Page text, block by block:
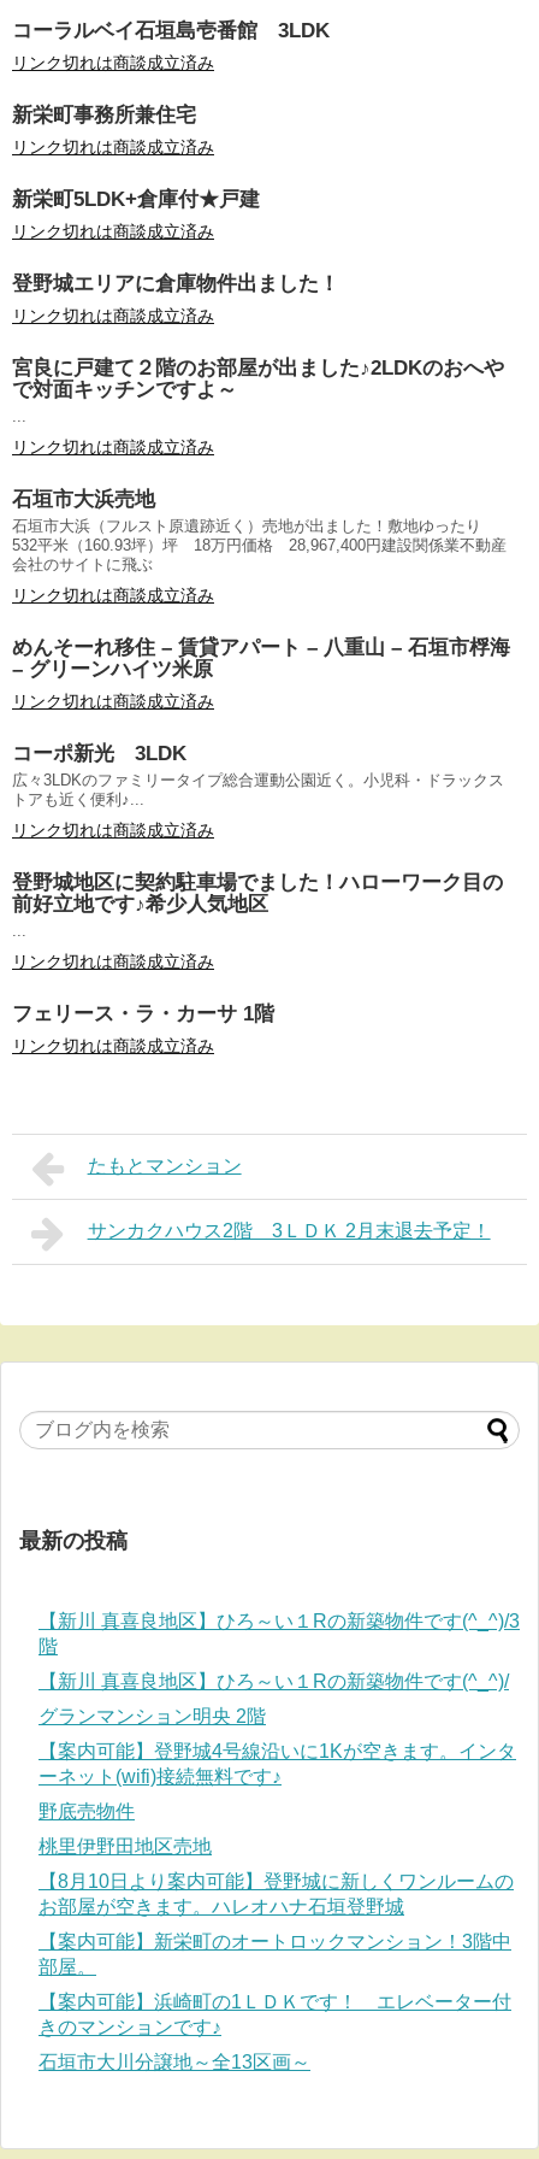
コーラルベイ石垣島壱番館 3LDK
リンク切れは商談成立済み
新栄町事務所兼住宅
リンク切れは商談成立済み
新栄町5LDK+倉庫付★戸建
リンク切れは商談成立済み
登野城エリアに倉庫物件出ました！
リンク切れは商談成立済み
宮良に戸建て２階のお部屋が出ました♪2LDKのおへや
で対面キッチンですよ～
...
リンク切れは商談成立済み
石垣市大浜売地
石垣市大浜（フルスト原遺跡近く）売地が出ました！敷地ゆったり
532平米（160.93坪）坪 18万円価格 28,967,400円建設関係業不動産
会社のサイトに飛ぶ
リンク切れは商談成立済み
めんそーれ移住 – 賃貸アパート – 八重山 – 石垣市桴海
– グリーンハイツ米原
リンク切れは商談成立済み
コーポ新光 3LDK
広々3LDKのファミリータイプ総合運動公園近く。小児科・ドラックス
トアも近く便利♪...
リンク切れは商談成立済み
登野城地区に契約駐車場でました！ハローワーク目の
前好立地です♪希少人気地区
...
リンク切れは商談成立済み
フェリース・ラ・カーサ 1階
リンク切れは商談成立済み
たもとマンション
サンカクハウス2階 3ＬＤＫ 2月末退去予定！
最新の投稿
【新川 真喜良地区】ひろ～い１Rの新築物件です(^_^)/3
階
【新川 真喜良地区】ひろ～い１Rの新築物件です(^_^)/
グランマンション明央 2階
【案内可能】登野城4号線沿いに1Kが空きます。インタ
ーネット(wifi)接続無料です♪
野底売物件
桃里伊野田地区売地
【8月10日より案内可能】登野城に新しくワンルームの
お部屋が空きます。ハレオハナ石垣登野城
【案内可能】新栄町のオートロックマンション！3階中
部屋。
【案内可能】浜崎町の1ＬＤＫです！ エレベーター付
きのマンションです♪
石垣市大川分譲地～全13区画～